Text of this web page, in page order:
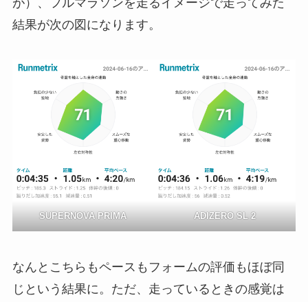
結果が次の図になります。
SUPERNOVA PRIMA ADIZERO SL 2
なんとこちらもペースもフォームの評価もほぼ同
じという結果に。ただ、走っているときの感覚は